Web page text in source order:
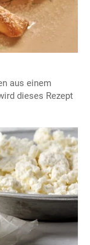
aus einem
dieses Rezept